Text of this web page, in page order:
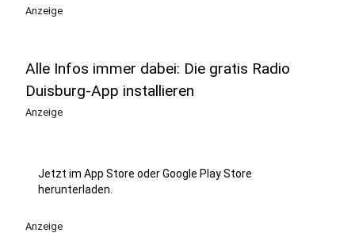
Anzeige
Alle Infos immer dabei: Die gratis Radio
Duisburg-App installieren
Anzeige
Jetzt im App Store oder Google Play Store
herunterladen.
Anzeige